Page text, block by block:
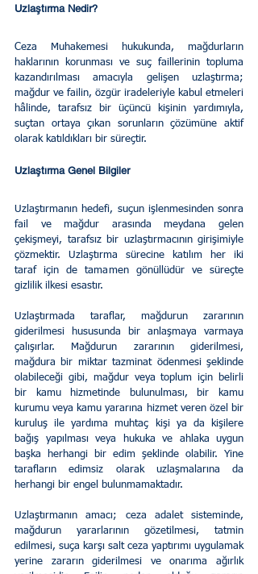
Uzlaştırma Nedir?
Ceza Muhakemesi hukukunda, mağdurların
haklarının korunması ve suç faillerinin topluma
kazandırılması amacıyla gelişen uzlaştırma;
mağdur ve failin, özgür iradeleriyle kabul etmeleri
hâlinde, tarafsız bir üçüncü kişinin yardımıyla,
suçtan ortaya çıkan sorunların çözümüne aktif
olarak katıldıkları bir süreçtir.
Uzlaştırma Genel Bilgiler
Uzlaştırmanın hedefi, suçun işlenmesinden sonra
fail ve mağdur arasında meydana gelen
çekişmeyi, tarafsız bir uzlaştırmacının girişimiyle
çözmektir. Uzlaştırma sürecine katılım her iki
taraf için de tamamen gönüllüdür ve süreçte
gizlilik ilkesi esastır.
Uzlaştırmada taraflar, mağdurun zararının
giderilmesi hususunda bir anlaşmaya varmaya
çalışırlar. Mağdurun zararının giderilmesi,
mağdura bir miktar tazminat ödenmesi şeklinde
olabileceği gibi, mağdur veya toplum için belirli
bir kamu hizmetinde bulunulması, bir kamu
kurumu veya kamu yararına hizmet veren özel bir
kuruluş ile yardıma muhtaç kişi ya da kişilere
bağış yapılması veya hukuka ve ahlaka uygun
başka herhangi bir edim şeklinde olabilir. Yine
tarafların edimsiz olarak uzlaşmalarına da
herhangi bir engel bulunmamaktadır.
Uzlaştırmanın amacı; ceza adalet sisteminde,
mağdurun yararlarının gözetilmesi, tatmin
edilmesi, suça karşı salt ceza yaptırımı uygulamak
yerine zararın giderilmesi ve onarıma ağırlık